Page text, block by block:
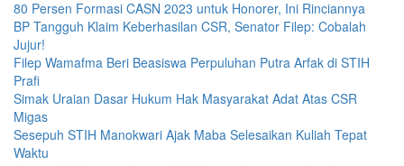
80 Persen Formasi CASN 2023 untuk Honorer, Ini Rinciannya
BP Tangguh Klaim Keberhasilan CSR, Senator Filep: Cobalah
Jujur!
Filep Wamafma Beri Beasiswa Perpuluhan Putra Arfak di STIH
Prafi
Simak Uraian Dasar Hukum Hak Masyarakat Adat Atas CSR
Migas
Sesepuh STIH Manokwari Ajak Maba Selesaikan Kuliah Tepat
Waktu